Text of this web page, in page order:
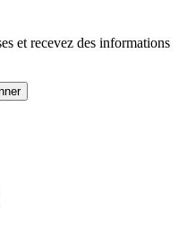
et recevez des informations